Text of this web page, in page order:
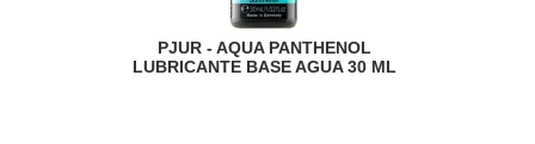
PJUR - AQUA PANTHENOL
LUBRICANTE BASE AGUA 30 ML